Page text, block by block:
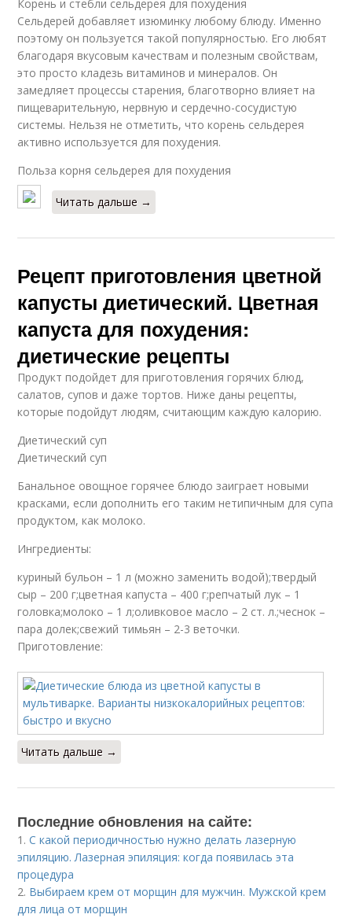
Корень и стебли сельдерея для похудения
Сельдерей добавляет изюминку любому блюду. Именно
поэтому он пользуется такой популярностью. Его любят
благодаря вкусовым качествам и полезным свойствам,
это просто кладезь витаминов и минералов. Он
замедляет процессы старения, благотворно влияет на
пищеварительную, нервную и сердечно-сосудистую
системы. Нельзя не отметить, что корень сельдерея
активно используется для похудения.
Польза корня сельдерея для похудения
Читать дальше →
Рецепт приготовления цветной
капусты диетический. Цветная
капуста для похудения:
диетические рецепты
Продукт подойдет для приготовления горячих блюд,
салатов, супов и даже тортов. Ниже даны рецепты,
которые подойдут людям, считающим каждую калорию.
Диетический суп
Диетический суп
Банальное овощное горячее блюдо заиграет новыми
красками, если дополнить его таким нетипичным для супа
продуктом, как молоко.
Ингредиенты:
куриный бульон – 1 л (можно заменить водой);твердый
сыр – 200 г;цветная капуста – 400 г;репчатый лук – 1
головка;молоко – 1 л;оливковое масло – 2 ст. л.;чеснок –
пара долек;свежий тимьян – 2-3 веточки.
Приготовление:
Читать дальше →
Последние обновления на сайте:
1.С какой периодичностью нужно делать лазерную
эпиляцию. Лазерная эпиляция: когда появилась эта
процедура
2. Выбираем крем от морщин для мужчин. Мужской крем
для лица от морщин